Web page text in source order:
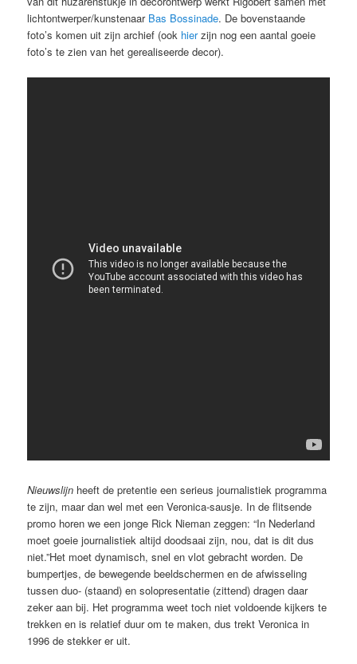
lichtontwerper/kunstenaar Bas Bossinade. De bovenstaande
foto’s komen uit zijn archief (ook hierzijn nog een aantal goeie
foto’s te zien van het gerealiseerde decor).
Nieuwslijn heeft de pretentie een serieus journalistiek programma
te zijn, maar dan wel met een Veronica-sausje. In de flitsende
promo horen we een jonge Rick Nieman zeggen: “In Nederland
moet goeie journalistiek altijd doodsaai zijn, nou, dat is dit dus
niet.”Het moet dynamisch, snel en vlot gebracht worden. De
bumpertjes, de bewegende beeldschermen en de afwisseling
tussen duo- (staand) en solopresentatie (zittend) dragen daar
zeker aan bij. Het programma weet toch niet voldoende kijkers te
trekken en is relatief duur om te maken, dus trekt Veronica in
1996 de stekker er uit.